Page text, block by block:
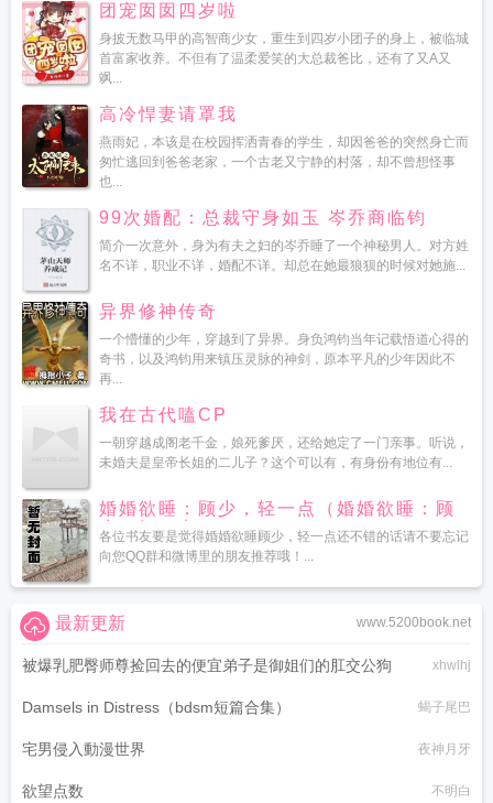
团宠囡囡四岁啦
身披无数马甲的高智商少女，重生到四岁小团子的身上，被临城
首富家收养。不但有了温柔爱笑的大总裁爸比，还有了又A又
飒...
高冷悍妻请罩我
燕雨妃，本该是在校园挥洒青春的学生，却因爸爸的突然身亡而
匆忙逃回到爸爸老家，一个古老又宁静的村落，却不曾想怪事
也...
99次婚配：总裁守身如玉 岑乔商临钧
简介一次意外，身为有夫之妇的岑乔睡了一个神秘男人。对方姓
名不详，职业不详，婚配不详。却总在她最狼狈的时候对她施...
异界修神传奇
一个懵懂的少年，穿越到了异界。身负鸿钧当年记载悟道心得的
奇书，以及鸿钧用来镇压灵脉的神剑，原本平凡的少年因此不
再...
我在古代嗑CP
一朝穿越成阁老千金，娘死爹厌，还给她定了一门亲事。听说，
未婚夫是皇帝长姐的二儿子？这个可以有，有身份有地位有...
婚婚欲睡：顾少，轻一点（婚婚欲睡：顾
少，轻一点）
各位书友要是觉得婚婚欲睡顾少，轻一点还不错的话请不要忘记
向您QQ群和微博里的朋友推荐哦！...
www.5200book.net
最新更新
被爆乳肥臀师尊捡回去的便宜弟子是御姐们的肛交公狗 xhwlhj
Damsels in Distress（bdsm短篇合集） 蝎子尾巴
宅男侵入動漫世界 夜神月牙
欲望点数 不明白